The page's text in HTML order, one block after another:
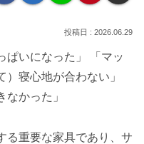
2026.06.29
ぱいになった」 「マッ
）寝心地が合わない」
なかった」
る重要な家具であり、サ